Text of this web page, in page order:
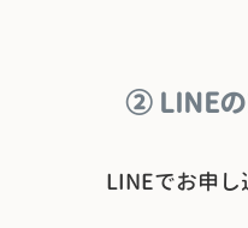
② LINE
LINEでお申し